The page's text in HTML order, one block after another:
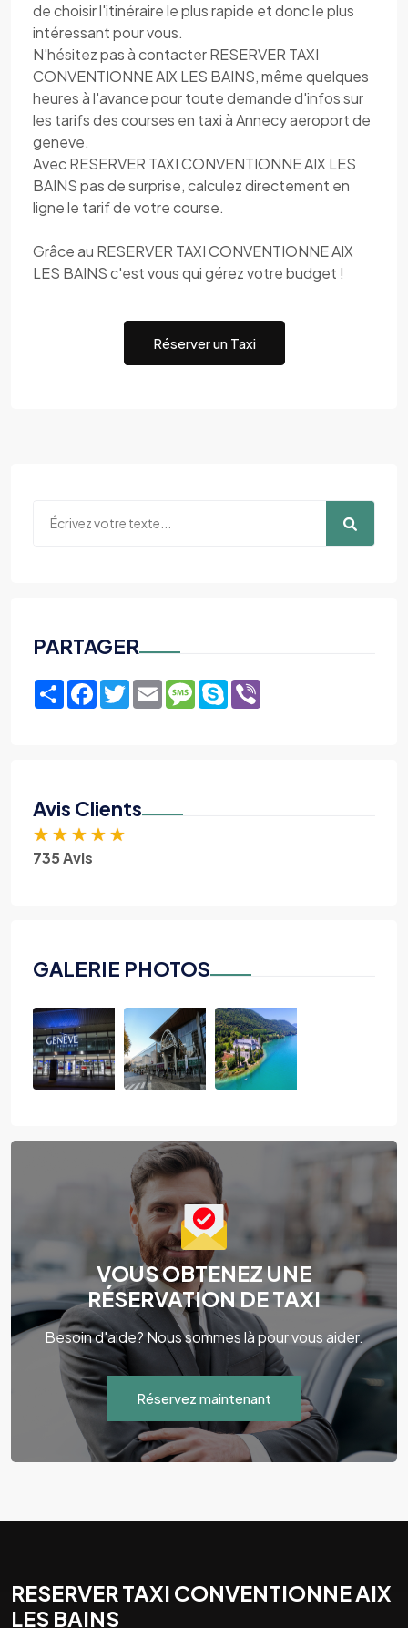
de choisir l'itinéraire le plus rapide et donc le plus
intéressant pour vous.
N'hésitez pas à contacter RESERVER TAXI
CONVENTIONNE AIX LES BAINS, même quelques
heures à l'avance pour toute demande d'infos sur
les tarifs des courses en taxi à Annecy aeroport de
geneve.
Avec RESERVER TAXI CONVENTIONNE AIX LES
BAINS pas de surprise, calculez directement en
ligne le tarif de votre course.
Grâce au RESERVER TAXI CONVENTIONNE AIX
LES BAINS c'est vous qui gérez votre budget !
Réserver un Taxi
PARTAGER
ShareFacebook
TwitterEmailMessage
Skype
Avis Clients
★ ★ ★ ★ ★
735 Avis
GALERIE PHOTOS
VOUS OBTENEZ UNE
RÉSERVATION DE TAXI
Besoin d'aide? Nous sommes là pour vous aider.
Réservez maintenant
RESERVER TAXI CONVENTIONNE AIX
LES BAINS